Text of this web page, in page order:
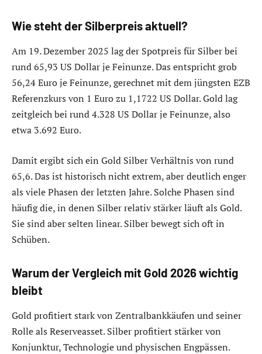
Wie steht der Silberpreis aktuell?
Am 19. Dezember 2025 lag der Spotpreis für Silber bei
rund 65,93 US Dollar je Feinunze. Das entspricht grob
56,24 Euro je Feinunze, gerechnet mit dem jüngsten EZB
Referenzkurs von 1 Euro zu 1,1722 US Dollar. Gold lag
zeitgleich bei rund 4.328 US Dollar je Feinunze, also
etwa 3.692 Euro.
Damit ergibt sich ein Gold Silber Verhältnis von rund
65,6. Das ist historisch nicht extrem, aber deutlich enger
als viele Phasen der letzten Jahre. Solche Phasen sind
häufig die, in denen Silber relativ stärker läuft als Gold.
Sie sind aber selten linear. Silber bewegt sich oft in
Schüben.
Warum der Vergleich mit Gold 2026 wichtig
bleibt
Gold profitiert stark von Zentralbankkäufen und seiner
Rolle als Reserveasset. Silber profitiert stärker von
Konjunktur, Technologie und physischen Engpässen.